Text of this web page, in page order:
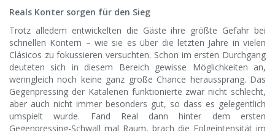
Reals Konter sorgen für den Sieg
Trotz alledem entwickelten die Gäste ihre größte Gefahr bei
schnellen Kontern – wie sie es über die letzten Jahre in vielen
Clásicos zu fokussieren versuchten. Schon im ersten Durchgang
deuteten sich in diesem Bereich gewisse Möglichkeiten an,
wenngleich noch keine ganz große Chance heraussprang. Das
Gegenpressing der Katalenen funktionierte zwar nicht schlecht,
aber auch nicht immer besonders gut, so dass es gelegentlich
umspielt wurde. Fand Real dann hinter dem ersten
Gegenpressing-Schwall mal Raum, brach die Folgeintensität im